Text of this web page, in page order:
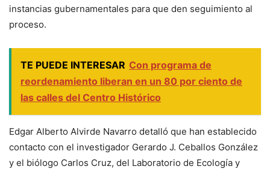
instancias gubernamentales para que den seguimiento al
proceso.
TE PUEDE INTERESAR Con programa de
reordenamiento liberan en un 80 por ciento de
las calles del Centro Histórico
Edgar Alberto Alvirde Navarro detalló que han establecido
contacto con el investigador Gerardo J. Ceballos González
y el biólogo Carlos Cruz, del Laboratorio de Ecología y